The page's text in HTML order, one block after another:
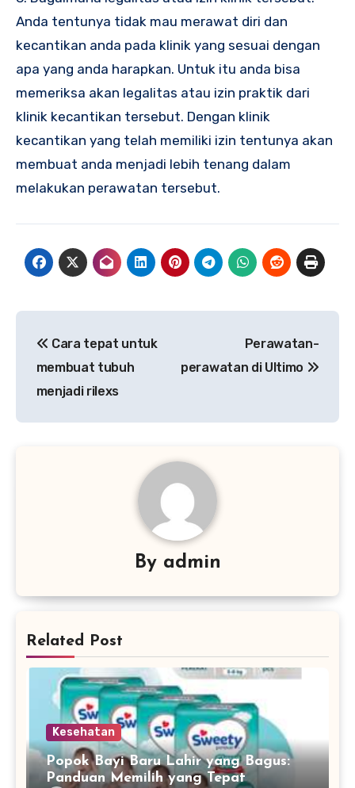
Anda tentunya tidak mau merawat diri dan
kecantikan anda pada klinik yang sesuai dengan
apa yang anda harapkan. Untuk itu anda bisa
memeriksa akan legalitas atau izin praktik dari
klinik kecantikan tersebut. Dengan klinik
kecantikan yang telah memiliki izin tentunya akan
membuat anda menjadi lebih tenang dalam
melakukan perawatan tersebut.
pos
Cara tepat untuk
membuat tubuh
menjadi rilexs
Perawatan-
perawatan di Ultimo
By admin
Related Post
Kesehatan
Popok Bayi Baru Lahir yang Bagus:
Panduan Memilih yang Tepat